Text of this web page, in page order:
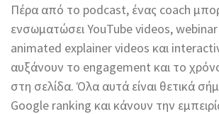
Πέρα από το podcast, ένας coach
ενσωματώσει YouTube videos,
animated explainer videos και
αυξάνουν το engagement και το
στη σελίδα. Όλα αυτά είναι θετικά
Google ranking και κάνουν την